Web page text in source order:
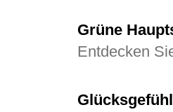
Grüne
Entdecken